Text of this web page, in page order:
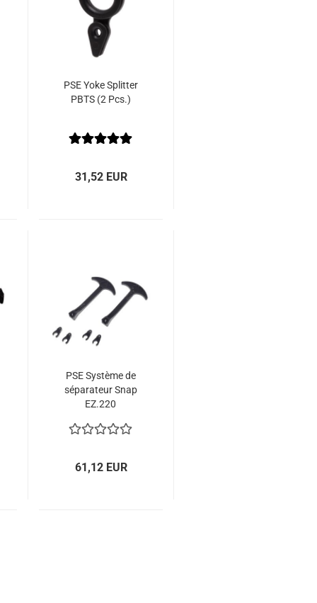
PSE Yoke Splitter
PBTS (2 Pcs.)
31,52 EUR
PSE Système de
séparateur Snap
EZ.220
61,12 EUR